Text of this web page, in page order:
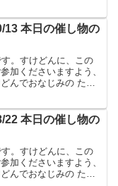
13 本日の催し物の
。すけどんに、この
加くださいますよう、
んでおなじみの たま
22 本日の催し物の
。すけどんに、この
加くださいますよう、
んでおなじみの たま